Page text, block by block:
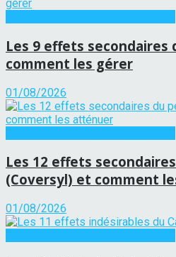
Les 9 effets secondaires
comment les gérer
01/08/2026
Les 12 effets
(Coversyl) et comment
01/08/2026